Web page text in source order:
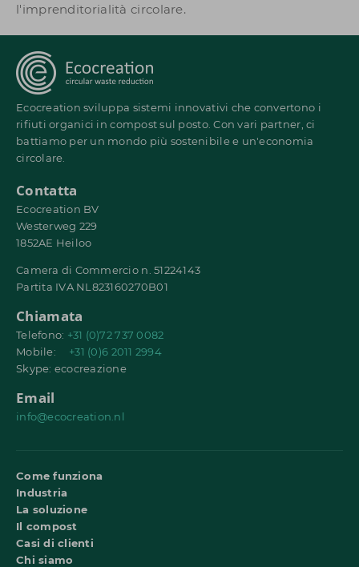
l'imprenditorialità circolare.
Ecocreation sviluppa sistemi innovativi che convertono i
rifiuti organici in compost sul posto. Con vari partner, ci
battiamo per un mondo più sostenibile e un'economia
circolare.
Contatta
Ecocreation BV
Westerweg 229
1852AE Heiloo
Camera di Commercio n. 51224143
Partita IVA NL823160270B01
Chiamata
Telefono: +31 (0)72 737 0082
Mobile: +31 (0)6 2011 2994
Skype: ecocreazione
Email
info@ecocreation.nl
Come funziona
Industria
La soluzione
Il compost
Casi di clienti
Chi siamo